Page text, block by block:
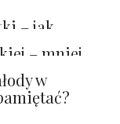
– jak
stylizację?
– mniej
w